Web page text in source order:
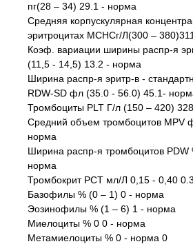
пг(28 – 34) 29.1 - норма
Средняя корпускулярная
эритроцитах MCHCг/Л(300 –
Коэф. вариации ширины распр-я
(11,5 - 14,5) 13.2 - норма
Ширина распр-я эритр-в -
RDW-SD фл (35.0 - 56.0) 45.1-
Тромбоциты PLT Г/л (150 – 420)
Средний объем тромбоцитов MPV
норма
Ширина распр-я тромбоцитов PDW
норма
Тромбокрит PCT мл/Л 0,15 - 0,40
Базофилы % (0 – 1) 0 - норма
Эозинофилы % (1 – 6) 1 - норма
Миелоциты % 0 0 - норма
Метамиелоциты % 0 - норма 0